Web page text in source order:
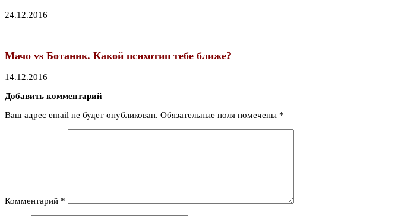
24.12.2016
Мачо vs Ботаник. Какой психотип тебе ближе?
14.12.2016
Добавить комментарий
Ваш адрес email не будет опубликован. Обязательные поля помечены *
Комментарий *